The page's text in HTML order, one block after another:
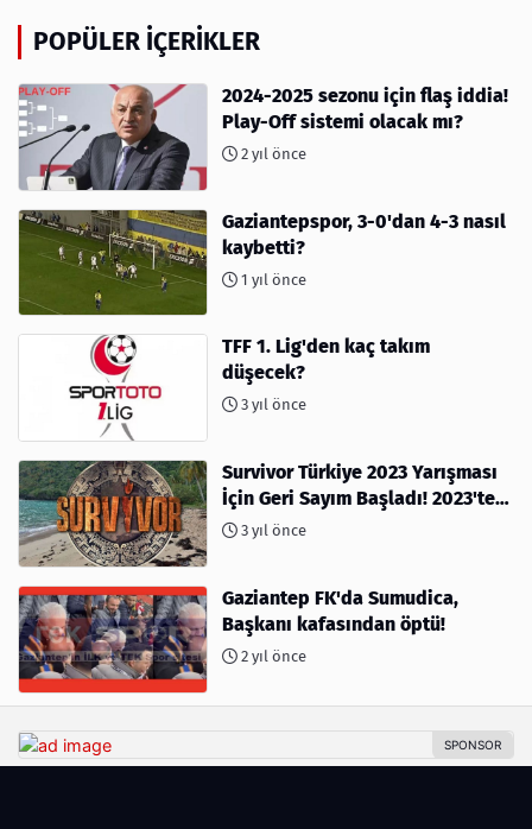
POPÜLER İÇERIKLER
2024-2025 sezonu için flaş iddia!
Play-Off sistemi olacak mı?
2 yıl önce
Gaziantepspor, 3-0'dan 4-3 nasıl
kaybetti?
1 yıl önce
TFF 1. Lig'den kaç takım
düşecek?
3 yıl önce
Survivor Türkiye 2023 Yarışması
İçin Geri Sayım Başladı! 2023'te
kimler var?
3 yıl önce
Gaziantep FK'da Sumudica,
Başkanı kafasından öptü!
2 yıl önce